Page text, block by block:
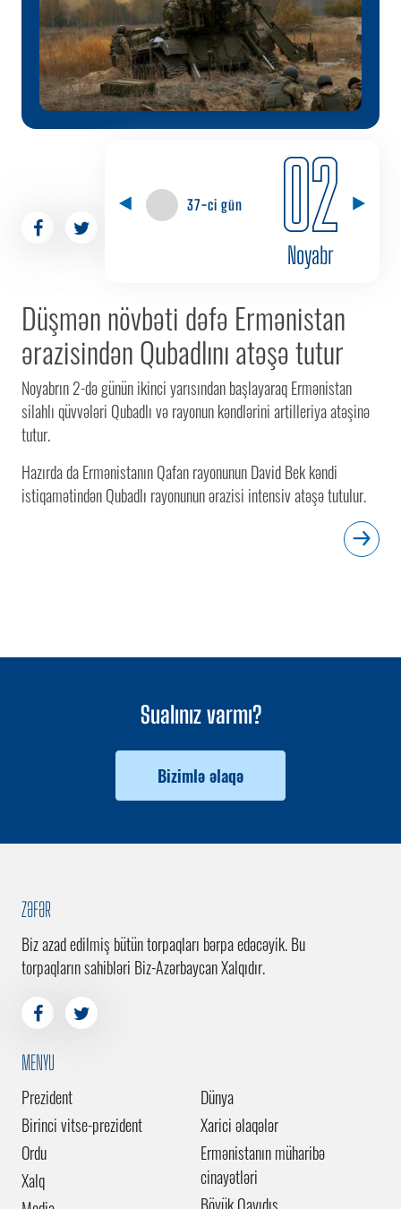
37-ci gün 02
Noyabr
Düşmən növbəti dəfə Ermənistan
ərazisindən Qubadlını atəşə tutur
Noyabrın 2-də günün ikinci yarısından başlayaraq Ermənistan
silahlı qüvvələri Qubadlı və rayonun kəndlərini artilleriya atəşinə
tutur.
Hazırda da Ermənistanın Qafan rayonunun David Bek kəndi
istiqamətindən Qubadlı rayonunun ərazisi intensiv atəşə tutulur.
Sualınız varmı?
Bizimlə əlaqə
ZƏFƏR
Biz azad edilmiş bütün torpaqları bərpa edəcəyik. Bu
torpaqların sahibləri Biz-Azərbaycan Xalqıdır.
MENYU
Prezident
Birinci vitse-prezident
Ordu
Xalq
Dünya
Xarici əlaqələr
Ermənistanın müharibə
cinayətləri
Böyük Qayıdış